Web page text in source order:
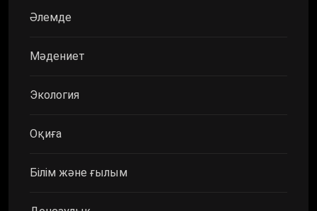
Әлемде
Мәдениет
Экология
Оқиға
Білім және ғылым